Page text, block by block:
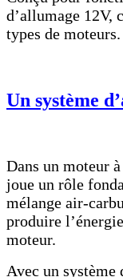
d’allumage 12V,
types de moteurs.
Un système
Dans un moteur
joue un rôle
mélange air-
produire
moteur.
Avec un